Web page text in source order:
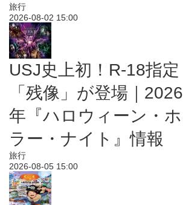
旅行
2026-08-02 15:00
USJ史上初！R-18指定
「残像」が登場｜2026
年『ハロウィーン・ホ
ラー・ナイト』情報
旅行
2026-08-05 15:00